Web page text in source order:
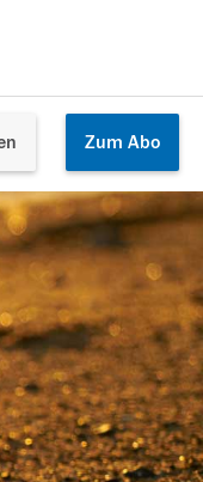
Zum Abo